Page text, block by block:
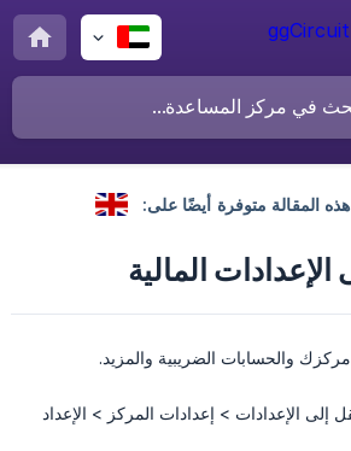
هذه المقالة متوفرة أيضًا على:
المالية
والحسابات الضريبية والمزيد.
إلى الإعدادات > إعدادات المركز > الإعداد